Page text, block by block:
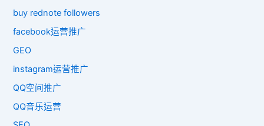
buy rednote followers
facebook运营推广
GEO
instagram运营推广
QQ空间推广
QQ音乐运营